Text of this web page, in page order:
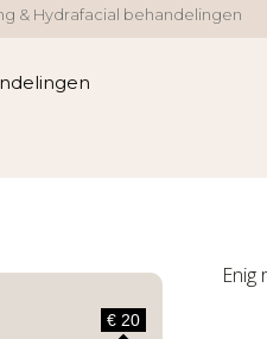
& Hydrafacial behandelingen
€ 20
Enig